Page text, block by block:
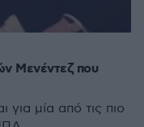
Μενέντεζ που
για μία από τις πιο